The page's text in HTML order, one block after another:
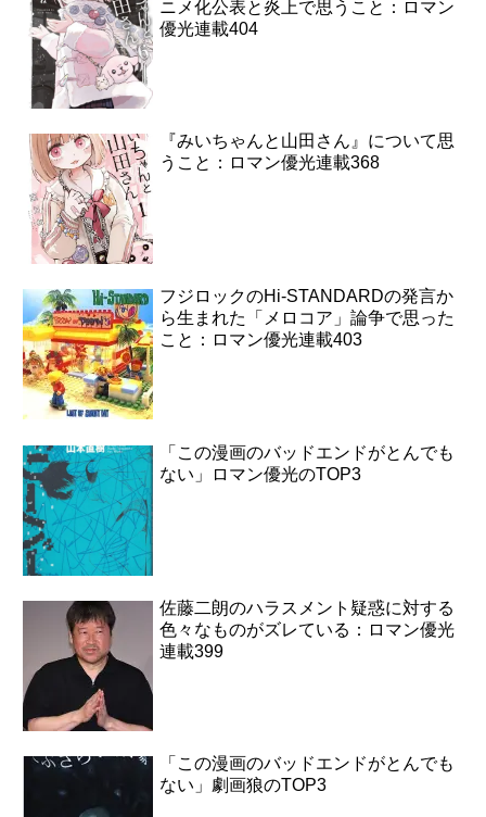
ニメ化公表と炎上で思うこと：ロマン
優光連載404
『みいちゃんと山田さん』について思
うこと：ロマン優光連載368
フジロックのHi-STANDARDの発言か
ら生まれた「メロコア」論争で思った
こと：ロマン優光連載403
「この漫画のバッドエンドがとんでも
ない」ロマン優光のTOP3
佐藤二朗のハラスメント疑惑に対する
色々なものがズレている：ロマン優光
連載399
「この漫画のバッドエンドがとんでも
ない」劇画狼のTOP3